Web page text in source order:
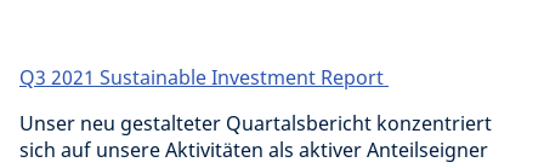
Q3 2021 Sustainable Investment Report
Unser neu gestalteter Quartalsbericht konzentriert
sich auf unsere Aktivitäten als aktiver Anteilseigner